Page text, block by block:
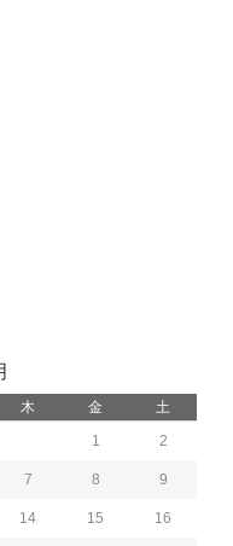
木 金
土
1
2
7 8 9
14 15 16